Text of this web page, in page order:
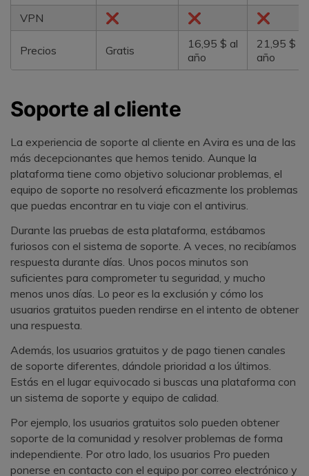
VPN ❌ ❌ ❌
Precios Gratis
16,95 $ al
año
21,95 $ al
año
Soporte al cliente
La experiencia de soporte al cliente en Avira es una de las
más decepcionantes que hemos tenido. Aunque la
plataforma tiene como objetivo solucionar problemas, el
equipo de soporte no resolverá eficazmente los problemas
que puedas encontrar en tu viaje con el antivirus.
Durante las pruebas de esta plataforma, estábamos
furiosos con el sistema de soporte. A veces, no recibíamos
respuesta durante días. Unos pocos minutos son
suficientes para comprometer tu seguridad, y mucho
menos unos días. Lo peor es la exclusión y cómo los
usuarios gratuitos pueden rendirse en el intento de obtener
una respuesta.
Además, los usuarios gratuitos y de pago tienen canales
de soporte diferentes, dándole prioridad a los últimos.
Estás en el lugar equivocado si buscas una plataforma con
un sistema de soporte y equipo de calidad.
Por ejemplo, los usuarios gratuitos solo pueden obtener
soporte de la comunidad y resolver problemas de forma
independiente. Por otro lado, los usuarios Pro pueden
ponerse en contacto con el equipo por correo electrónico y